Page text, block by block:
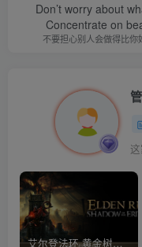
Don’t worry about
Concentrate on
不要担心别人会做得比
艾尔登法环 黄金树幽影